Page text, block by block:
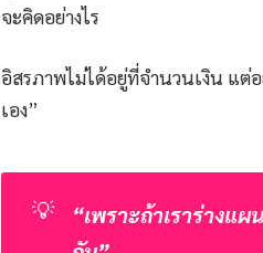
จะคิดอย่างไร
อิสรภาพไม่ได้อยู่ที่จำนวนเงิน แต่
เอง”
💡
“เพราะถ้าเราร่างแผ